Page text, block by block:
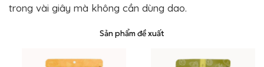
trong vài giây mà không cần dùng dao.
Sản phẩm đề xuất